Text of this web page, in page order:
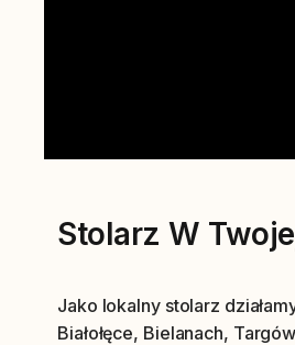
Stolarz W
Jako lokalny stolarz
Białołęce, Bielanach,